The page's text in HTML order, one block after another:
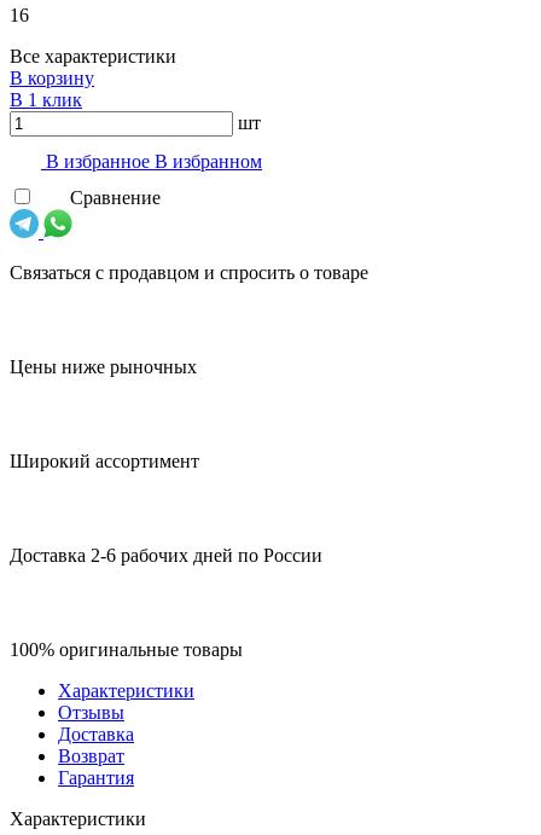
16
Все характеристики
В корзину
В 1 клик
шт
В избранноe В избранном
Сравнение
Связаться с продавцом и спросить о товаре
Цены ниже рыночных
Широкий ассортимент
Доставка 2-6 рабочих дней по России
100% оригинальные товары
Характеристики
Отзывы
Доставка
Возврат
Гарантия
Характеристики